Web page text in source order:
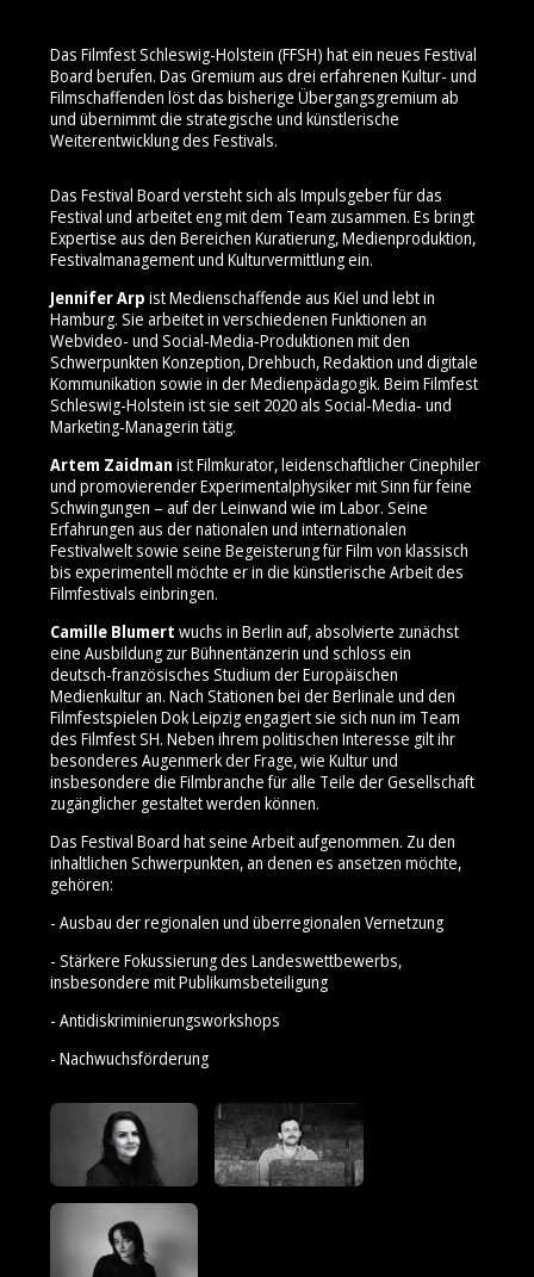
Das Filmfest Schleswig-Holstein (FFSH) hat ein neues Festival
Board berufen. Das Gremium aus drei erfahrenen Kultur- und
Filmschaffenden löst das bisherige Übergangsgremium ab
und übernimmt die strategische und künstlerische
Weiterentwicklung des Festivals.
Das Festival Board versteht sich als Impulsgeber für das
Festival und arbeitet eng mit dem Team zusammen. Es bringt
Expertise aus den Bereichen Kuratierung, Medienproduktion,
Festivalmanagement und Kulturvermittlung ein.
Jennifer Arp ist Medienschaffende aus Kiel und lebt in
Hamburg. Sie arbeitet in verschiedenen Funktionen an
Webvideo- und Social‑Media‑Produktionen mit den
Schwerpunkten Konzeption, Drehbuch, Redaktion und digitale
Kommunikation sowie in der Medienpädagogik. Beim Filmfest
Schleswig-Holstein ist sie seit 2020 als Social‑Media‑ und
Marketing‑Managerin tätig.
Artem Zaidman ist Filmkurator, leidenschaftlicher Cinephiler
und promovierender Experimentalphysiker mit Sinn für feine
Schwingungen – auf der Leinwand wie im Labor. Seine
Erfahrungen aus der nationalen und internationalen
Festivalwelt sowie seine Begeisterung für Film von klassisch
bis experimentell möchte er in die künstlerische Arbeit des
Filmfestivals einbringen.
Camille Blumert wuchs in Berlin auf, absolvierte zunächst
eine Ausbildung zur Bühnentänzerin und schloss ein
deutsch‑französisches Studium der Europäischen
Medienkultur an. Nach Stationen bei der Berlinale und den
Filmfestspielen Dok Leipzig engagiert sie sich nun im Team
des Filmfest SH. Neben ihrem politischen Interesse gilt ihr
besonderes Augenmerk der Frage, wie Kultur und
insbesondere die Filmbranche für alle Teile der Gesellschaft
zugänglicher gestaltet werden können.
Das Festival Board hat seine Arbeit aufgenommen. Zu den
inhaltlichen Schwerpunkten, an denen es ansetzen möchte,
gehören:
- Ausbau der regionalen und überregionalen Vernetzung
- Stärkere Fokussierung des Landeswettbewerbs,
insbesondere mit Publikumsbeteiligung
- Antidiskriminierungsworkshops
- Nachwuchsförderung